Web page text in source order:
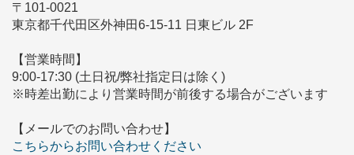
〒101-0021
東京都千代田区外神田6-15-11 日東ビル 2F
【営業時間】
9:00-17:30 (土日祝/弊社指定日は除く)
※時差出勤により営業時間が前後する場合がございます
【メールでのお問い合わせ】
こちらからお問い合わせください